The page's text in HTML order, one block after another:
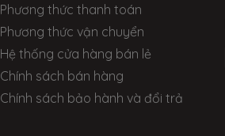
Phương thức thanh toán
Phương thức vận chuyển
Hệ thống cửa hàng bán lẻ
Chính sách bán hàng
Chính sách bảo hành và đổi trả